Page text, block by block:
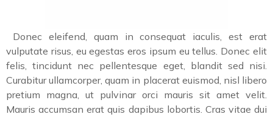
Donec eleifend, quam in consequat iaculis, est erat
vulputate risus, eu egestas eros ipsum eu tellus. Donec elit
felis, tincidunt nec pellentesque eget, blandit sed nisi.
Curabitur ullamcorper, quam in placerat euismod, nisl libero
pretium magna, ut pulvinar orci mauris sit amet velit.
Mauris accumsan erat quis dapibus lobortis. Cras vitae dui